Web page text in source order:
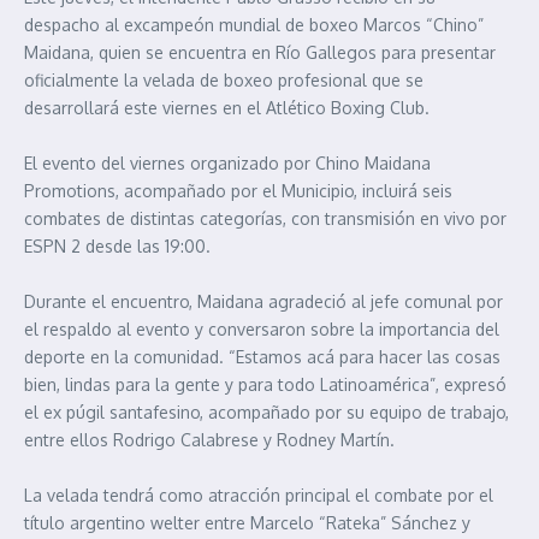
despacho al excampeón mundial de boxeo Marcos “Chino”
Maidana, quien se encuentra en Río Gallegos para presentar
oficialmente la velada de boxeo profesional que se
desarrollará este viernes en el Atlético Boxing Club.
El evento del viernes organizado por Chino Maidana
Promotions, acompañado por el Municipio, incluirá seis
combates de distintas categorías, con transmisión en vivo por
ESPN 2 desde las 19:00.
Durante el encuentro, Maidana agradeció al jefe comunal por
el respaldo al evento y conversaron sobre la importancia del
deporte en la comunidad. “Estamos acá para hacer las cosas
bien, lindas para la gente y para todo Latinoamérica”, expresó
el ex púgil santafesino, acompañado por su equipo de trabajo,
entre ellos Rodrigo Calabrese y Rodney Martín.
La velada tendrá como atracción principal el combate por el
título argentino welter entre Marcelo “Rateka” Sánchez y